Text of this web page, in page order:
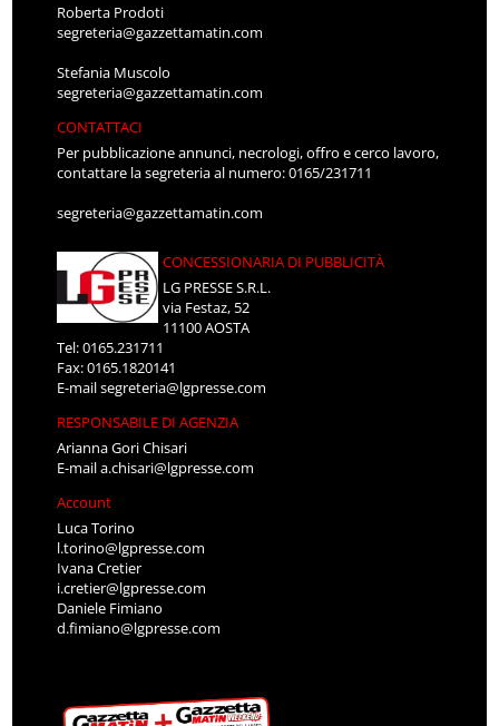
Roberta Prodoti
segreteria@gazzettamatin.com
Stefania Muscolo
segreteria@gazzettamatin.com
CONTATTACI
Per pubblicazione annunci, necrologi, offro e cerco lavoro,
contattare la segreteria al numero: 0165/231711
segreteria@gazzettamatin.com
CONCESSIONARIA DI PUBBLICITÀ
LG PRESSE S.R.L.
via Festaz, 52
11100 AOSTA
Tel: 0165.231711
Fax: 0165.1820141
E-mailsegreteria@lgpresse.com
RESPONSABILE DI AGENZIA
Arianna Gori Chisari
E-maila.chisari@lgpresse.com
Account
Luca Torino
l.torino@lgpresse.com
Ivana Cretier
i.cretier@lgpresse.com
Daniele Fimiano
d.fimiano@lgpresse.com